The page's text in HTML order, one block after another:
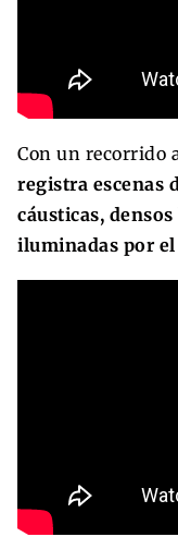
Con un recorrido
registra escenas
cáusticas,
iluminadas por el